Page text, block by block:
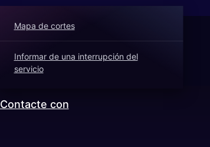
Mapa de cortes
Informar de una interrupción del
servicio
Contacte con